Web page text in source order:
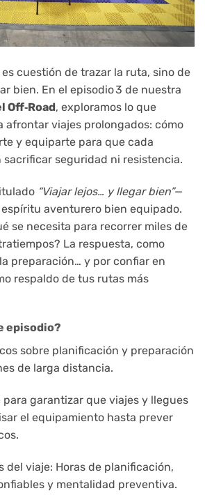
cuestión de trazar la ruta, sino de
bien. En el episodio 3 de nuestra
Off‑Road, exploramos lo que
afrontar viajes prolongados: cómo
y equiparte para que cada
sacrificar seguridad ni resistencia.
“Viajar lejos… y llegar bien”—
aventurero bien equipado.
se necesita para recorrer miles de
La respuesta, como
preparación… y por confiar en
respaldo de tus rutas más
episodio?
sobre planificación y preparación
de larga distancia.
garantizar que viajes y llegues
el equipamiento hasta prever
del viaje: Horas de planificación,
y mentalidad preventiva.